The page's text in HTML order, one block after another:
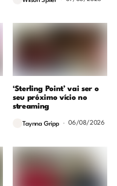
‘Sterling Point’ vai ser o
seu próximo vício no
streaming
Taynna Gripp 06/08/2026